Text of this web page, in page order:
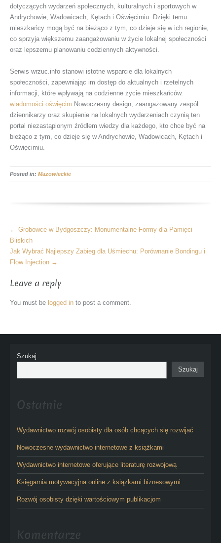
dotyczących wydarzeń społecznych, kulturalnych i sportowych w
Andrychowie, Wadowicach, Kętach i Oświęcimiu. Dzięki temu
mieszkańcy mogą być na bieżąco z tym, co dzieje się w ich regionie,
co sprzyja większemu zaangażowaniu w życie lokalnej społeczności
oraz lepszemu planowaniu codziennych aktywności.
Serwis wrzuc.info stanowi istotne wsparcie dla lokalnych
społeczności, zapewniając im dostęp do aktualnych i rzetelnych
informacji, które wpływają na codzienne życie mieszkańców.
wiadomości oświęcim Nowoczesny design, zaangażowany zespół
dziennikarzy oraz skupienie na lokalnych wydarzeniach czynią ten
portal niezastąpionym źródłem wiedzy dla każdego, kto chce być na
bieżąco z tym, co dzieje się w Andrychowie, Wadowicach, Kętach i
Oświęcimiu.
Posted in: Mazowieckie
More
Articles
← Grobowce w Bydgoszczy: Monumentalne Formy dla Pamięci
Bliskich
Jak Wybrać Najlepszy Zabieg dla Uśmiechu: Porównanie Bondingu i
Flow Injection →
Leave a reply
You must be logged in to post a comment.
Szukaj
Szukaj
Ostatnie
Wydawnictwo rozwój osobisty dla osób chcących się rozwijać
Nowoczesne wydawnictwo internetowe z książkami
Wydawnictwo internetowe oferujące literaturę rozwojową
Księgarnia motywacyjna online z książkami biznesowymi
Rozwój osobisty dzięki wartościowym publikacjom
Komentarze